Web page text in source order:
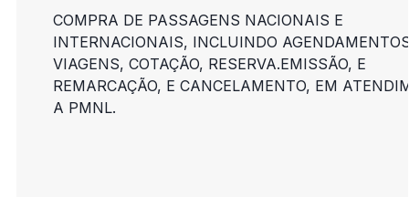
COMPRA DE PASSAGENS NACIONAIS E
INTERNACIONAIS, INCLUINDO
VIAGENS, COTAÇÃO, RESERVA.EMISSÃO, E
REMARCAÇÃO, E CANCELAMENTO, EM
A PMNL.